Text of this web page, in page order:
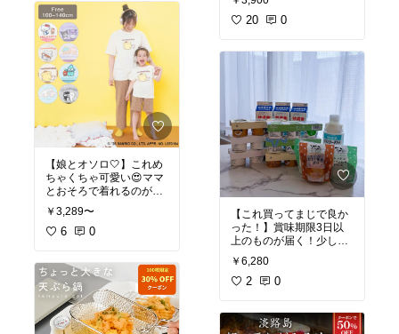
【娘とオソロ🤍】これめ
ちゃくちゃ可愛い😍ママ
とおそろで着れるのが嬉
しい🥹
￥3,289〜
6 0
20 0
【これ買ってまじで良か
った！】賞味期限3日以
上のものが届く！少し急
ぎで食べないといけない
けど、お得だし全然あり
🤎ヨーグルトがめちゃく
￥6,280
2 0